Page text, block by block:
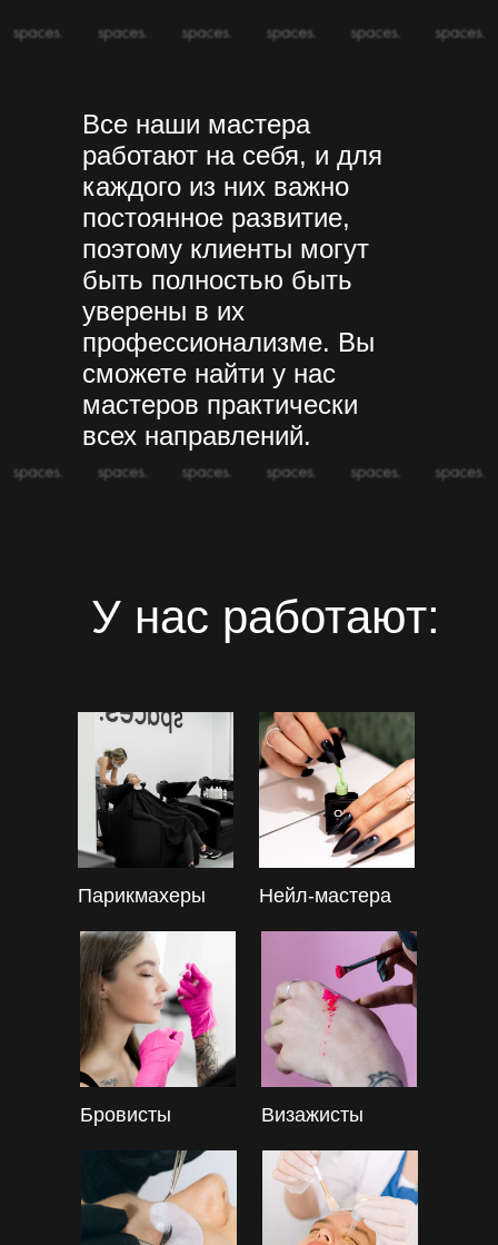
Все наши мастера
работают на себя, и для
каждого из них важно
постоянное развитие,
поэтому клиенты могут
быть полностью быть
уверены в их
профессионализме. Вы
сможете найти у нас
мастеров практически
всех направлений.
У нас работают:
Нейл-мастера
Парикмахеры
Визажисты
Бровисты